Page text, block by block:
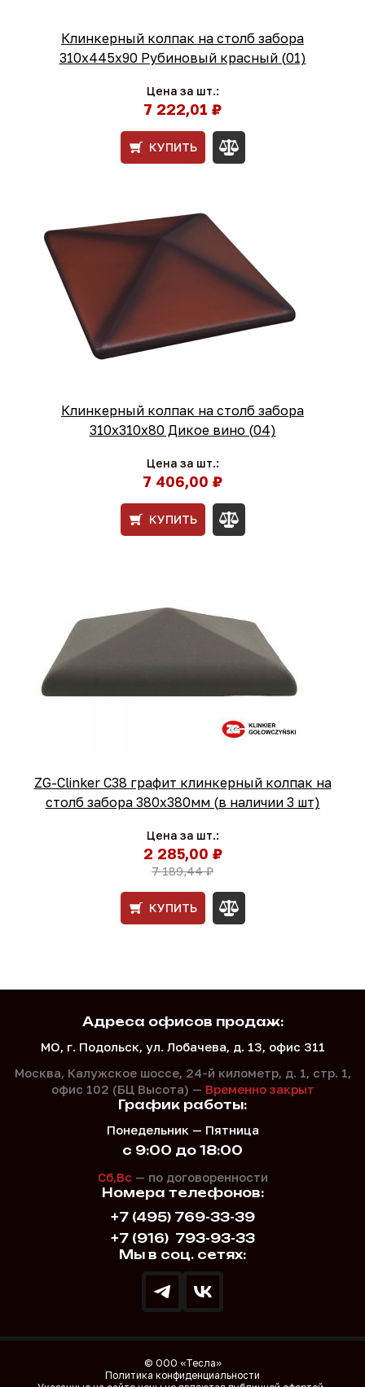
Клинкерный колпак на столб забора
310х445х90 Рубиновый красный (01)
Цена за шт.:
7 222,01 ₽
КУПИТЬ
Клинкерный колпак на столб забора
310х310х80 Дикое вино (04)
Цена за шт.:
7 406,00 ₽
КУПИТЬ
ZG-Clinker C38 графит клинкерный колпак на
столб забора 380x380мм (в наличии 3 шт)
Цена за шт.:
2 285,00 ₽
7 189,44 ₽
КУПИТЬ
Адреса офисов продаж:
МО, г. Подольск, ул. Лобачева, д. 13, офис 311
Москва, Калужское шоссе, 24-й километр, д. 1, стр. 1,
офис 102 (БЦ Высота) — Временно закрыт
Номера телефонов:
+7 (495) 769-33-39
+7 (916) 793-93-33
График работы:
Понедельник — Пятница
с 9:00 до 18:00
Сб,Вс — по договоренности
Мы в соц. сетях:
© ООО «Тесла»
Политика конфиденциальности